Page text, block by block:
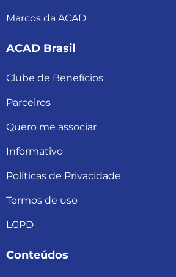
Marcos da ACAD
ACAD Brasil
Clube de Benefícios
Parceiros
Quero me associar
Informativo
Políticas de Privacidade
Termos de uso
LGPD
Conteúdos